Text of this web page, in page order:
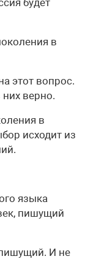
будет
в
этот вопрос.
верно.
в
исходит из
языка
пишущий
И не